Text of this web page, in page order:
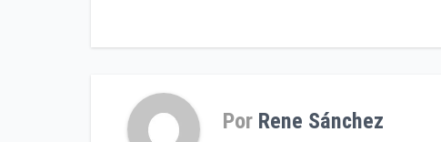
entradas
Por Rene Sánchez